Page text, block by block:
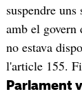
suspendre
amb el govern
no estava
l'article 155.
Parlament